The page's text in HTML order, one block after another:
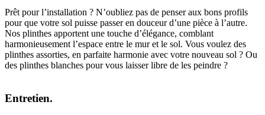
Prêt pour l’installation ? N’oubliez pas de penser aux bons profils
pour que votre sol puisse passer en douceur d’une pièce à l’autre.
Nos plinthes apportent une touche d’élégance, comblant
harmonieusement l’espace entre le mur et le sol. Vous voulez des
plinthes assorties, en parfaite harmonie avec votre nouveau sol ? Ou
des plinthes blanches pour vous laisser libre de les peindre ?
Entretien.